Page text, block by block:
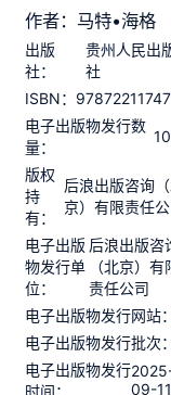
作者：马特•海格
出版
社：
贵州人民出
社
ISBN：
电子出版物发行数
量：
版权
持
有：
后浪出版咨询
京）有限责任
电子出版
物发行单
位：
后浪出版咨
（北京）有
责任公司
电子出版物发行网站
电子出版物发行批次
电子出版物发行
09-